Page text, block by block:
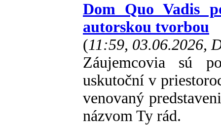
Dom Quo Vadis
autorskou tvorbou
(11:59, 03.06.2026,
Záujemcovia sú
uskutoční v
venovaný
názvom Ty rád.